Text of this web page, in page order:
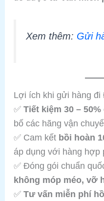
Xem thêm: Gửi
Lợi ích khi gửi hàng
✅ Tiết kiệm 30 –
bố các hãng vận
✅ Cam kết bồi hoàn
áp dụng với hàng hợp
✅ Đóng gói chuẩn
không móp méo, vỡ
✅ Tư vấn miễn phí